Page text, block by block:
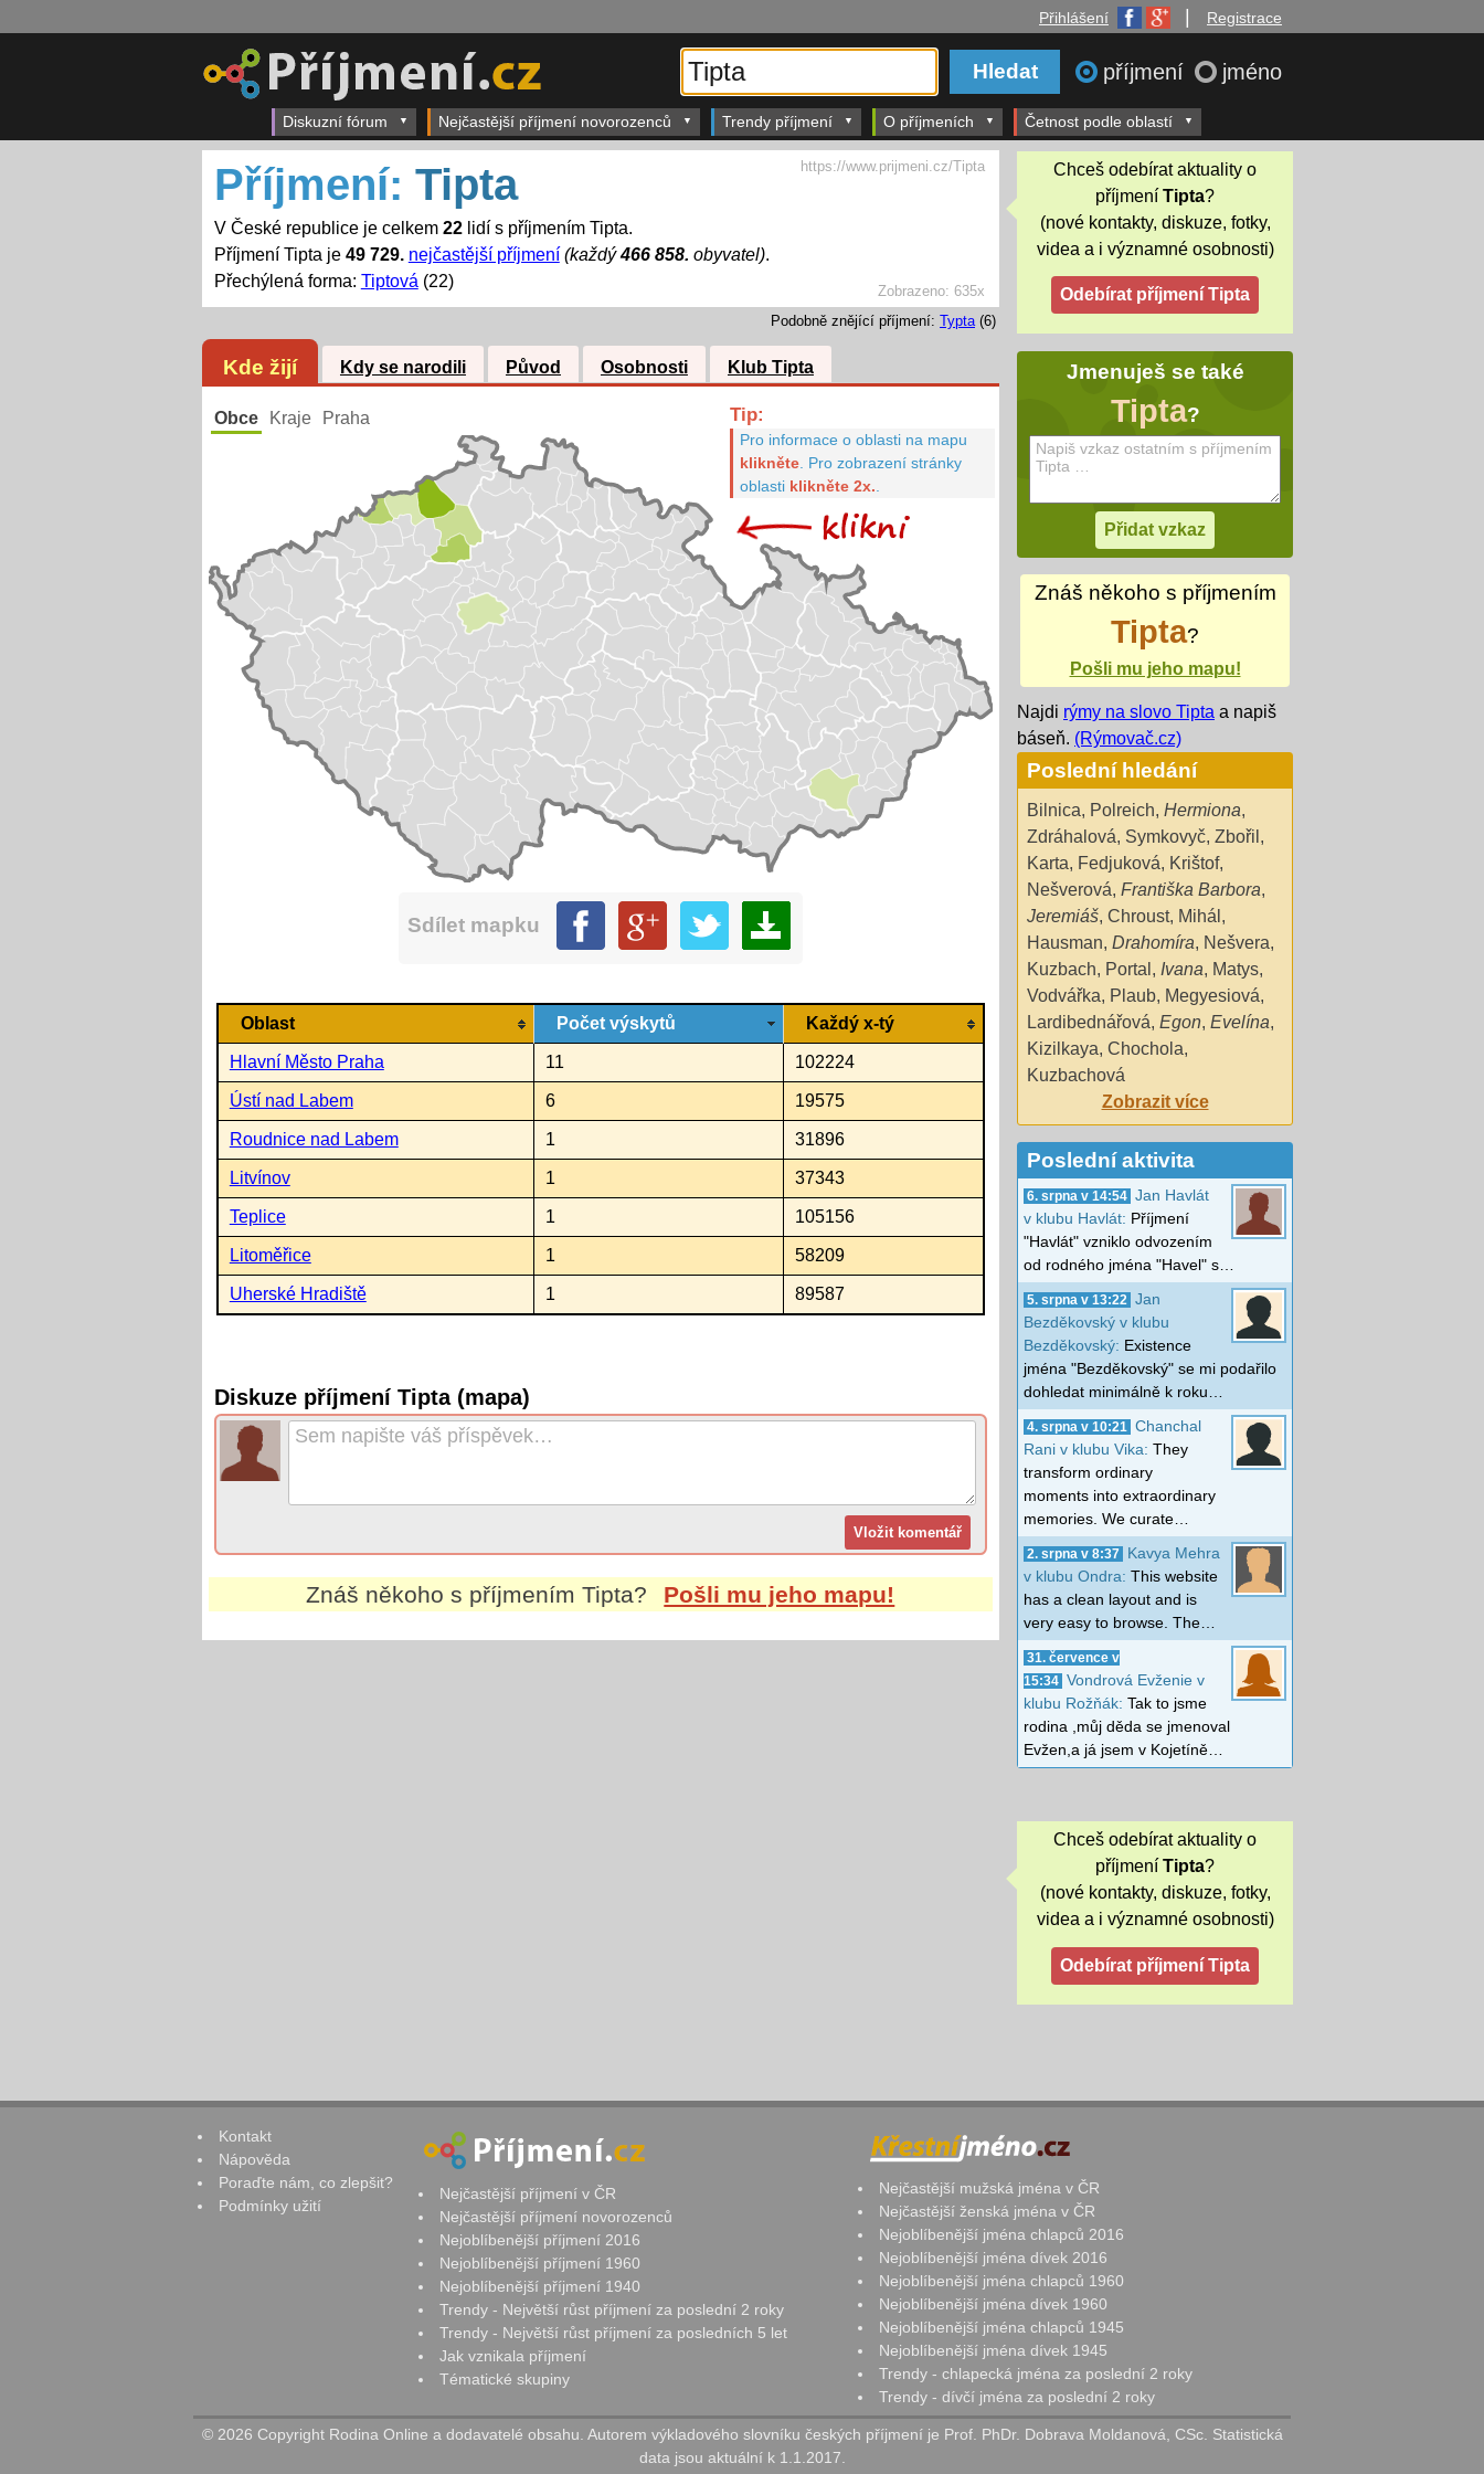
Přihlášení Registrace
příjmení jméno
Diskuzní fórum Nejčastější příjmení novorozenců Trendy příjmení O příjmeních Četnost podle oblastí
Zobrazeno:635x
Příjmení: Tipta
V České republice je celkem 22lidí s příjmením Tipta.
Příjmení Tipta je 49 729. nejčastější příjmení (každý466 858. obyvatel).
Přechýlená forma: Tiptová (22)
https://www.prijmeni.cz/Tipta
Podobně znějící příjmení: Typta(6)
Kde žijí Kdy se narodili Původ Osobnosti Klub Tipta
Obce Kraje Praha Tip:
Pro informace o oblasti na mapu
klikněte. Pro zobrazení stránky
oblasti klikněte 2x.
Sdílet mapku
Oblast Počet výskytů Každý x-tý
Hlavní Město Praha 11 102224
Ústí nad Labem 6 19575
Roudnice nad Labem 1 31896
Litvínov 1 37343
Teplice 1 105156
Litoměřice 1 58209
Uherské Hradiště 1 89587
Diskuze příjmení Tipta (mapa)
Znáš někoho s příjmenímTipta? Pošli mu jeho mapu!
Chceš odebírat aktuality o
příjmení Tipta?
(nové kontakty, diskuze, fotky,
videa a i významné osobnosti)
Jmenuješ se také
Tipta?
Znáš někoho s příjmením
Tipta?
Pošli mu jeho mapu!
Najdi rýmy na slovo Tipta a napiš
báseň. (Rýmovač.cz)
Poslední hledání
Bilnica, Polreich, Hermiona,
Zdráhalová, Symkovyč, Zbořil ,
Karta, Fedjuková, Krištof,
Nešverová, Františka Barbora,
Jeremiáš, Chroust, Mihál ,
Hausman, Drahomíra, Nešvera,
Kuzbach, Portal , Ivana, Matys,
Vodvářka, Plaub, Megyesiová,
Lardibednářová, Egon, Evelína,
Kizilkaya, Chochola,
Kuzbachová
Zobrazit více
Poslední aktivita
6. srpna v 14:54 Jan Havlát
v klubu Havlát: Příjmení
"Havlát" vzniklo odvozením
od rodného jména "Havel" s…
5. srpna v 13:22
Jan
Bezděkovský v klubu
Bezděkovský: Existence
jména "Bezděkovský" se mi podařilo
dohledat minimálně k roku…
4. srpna v 10:21
Chanchal
Rani v klubu Vika: They
transform ordinary
moments into extraordinary
memories. We curate…
2. srpna v 8:37
Kavya Mehra
v klubu Ondra: This website
has a clean layout and is
very easy to browse. The…
31. července v
15:34 Vondrová Evženie v
klubu Rožňák: Tak to jsme
rodina ,můj děda se jmenoval
Evžen,a já jsem v Kojetíně…
Chceš odebírat aktuality o
příjmení Tipta?
(nové kontakty, diskuze, fotky,
videa a i významné osobnosti)
Kontakt
Nápověda
Poraďte nám, co zlepšit?
Podmínky užití
Nejčastější příjmení v ČR
Nejčastější příjmení novorozenců
Nejoblíbenější příjmení 2016
Nejoblíbenější příjmení 1960
Nejoblíbenější příjmení 1940
Trendy - Největší růst příjmení za poslední 2 roky
Trendy - Největší růst příjmení za posledních 5 let
Jak vznikala příjmení
Tématické skupiny
Nejčastější mužská jména v ČR
Nejčastější ženská jména v ČR
Nejoblíbenější jména chlapců 2016
Nejoblíbenější jména dívek 2016
Nejoblíbenější jména chlapců 1960
Nejoblíbenější jména dívek 1960
Nejoblíbenější jména chlapců 1945
Nejoblíbenější jména dívek 1945
Trendy - chlapecká jména za poslední 2 roky
Trendy - dívčí jména za poslední 2 roky
© 2026 Copyright Rodina Online a dodavatelé obsahu. Autorem výkladového slovníku českých příjmení je Prof. PhDr. Dobrava Moldanová, CSc. Statistická
data jsou aktuální k 1.1.2017.